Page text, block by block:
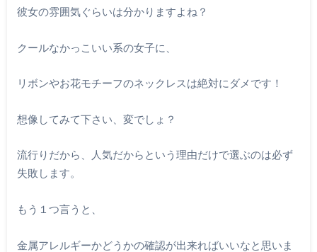
彼女の雰囲気ぐらいは分かりますよね？
クールなかっこいい系の女子に、
リボンやお花モチーフのネックレスは絶対にダメです！
想像してみて下さい、変でしょ？
流行りだから、人気だからという理由だけで選ぶのは必ず
失敗します。
もう１つ言うと、
金属アレルギーかどうかの確認が出来ればいいなと思いま